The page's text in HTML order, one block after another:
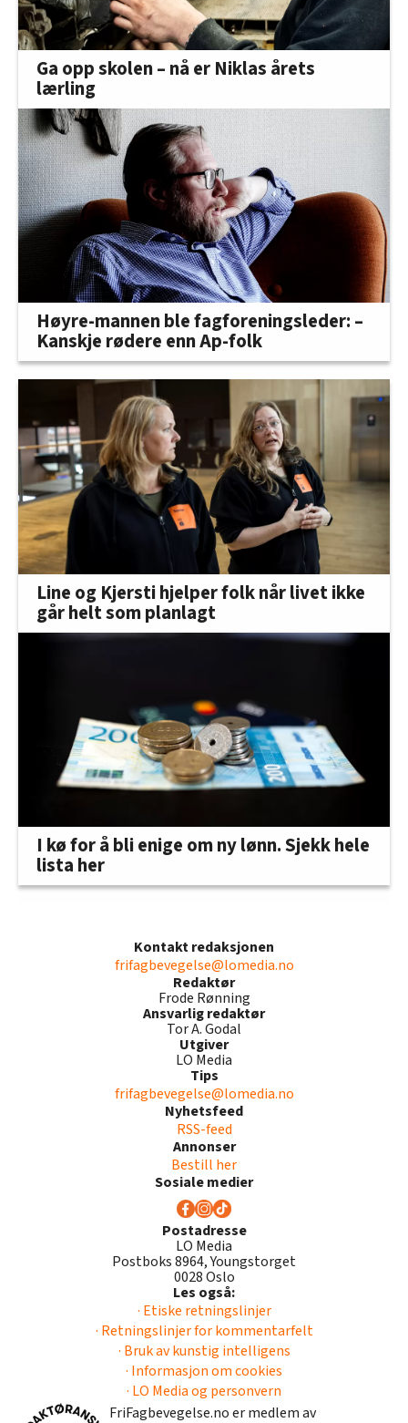
Ga opp skolen – nå er Niklas årets
lærling
Høyre-mannen ble fagforeningsleder: –
Kanskje rødere enn Ap-folk
Line og Kjersti hjelper folk når livet ikke
går helt som planlagt
I kø for å bli enige om ny lønn. Sjekk hele
lista her
Kontakt redaksjonen
frifagbevegelse@lomedia.no
Redaktør
Frode Rønning
Ansvarlig redaktør
Tor A. Godal
Utgiver
LO Media
Tips
frifagbevegelse@lomedia.no
Nyhetsfeed
RSS-feed
Annonser
Bestill her
Sosiale medier
Postadresse
LO Media
Postboks 8964, Youngstorget
0028 Oslo
Les også:
· Etiske retningslinjer
· Retningslinjer for kommentarfelt
· Bruk av kunstig intelligens
· Informasjon om cookies
· LO Media og personvern
FriFagbevegelse.no er medlem av